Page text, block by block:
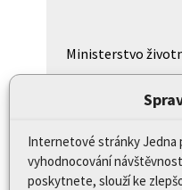
Internetové stránky Jedna
vyhodnocování
poskytnete, slouží ke
Ministerstvo
Centrum pro
CzechGlobe –
Biologické